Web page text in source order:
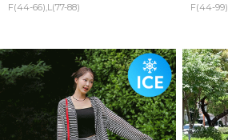
F(44-66),L(77-88) F(44-99)